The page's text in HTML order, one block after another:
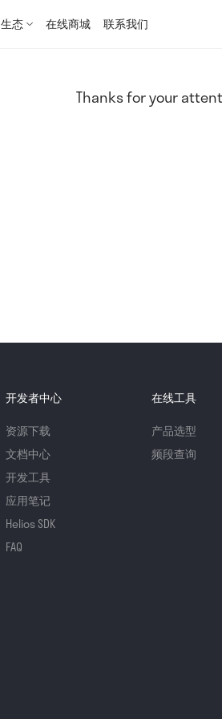
生态 在线商城 联系我们
Thanks for your
开发者中心
资源下载
文档中心
开发工具
应用笔记
Helios SDK
FAQ
在线工具
产品选型
频段查询